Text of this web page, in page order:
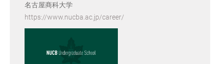
名古屋商科大学
https://www.nucba.ac.jp/career/